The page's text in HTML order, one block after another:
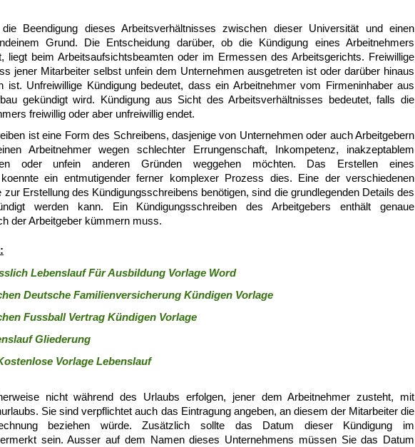
Beendigung dieses Arbeitsverhältnisses zwischen dieser Universität und einen
Grund. Die Entscheidung darüber, ob die Kündigung eines Arbeitnehmers
liegt beim Arbeitsaufsichtsbeamten oder im Ermessen des Arbeitsgerichts. Freiwillige
jener Mitarbeiter selbst unfein dem Unternehmen ausgetreten ist oder darüber hinaus
ist. Unfreiwillige Kündigung bedeutet, dass ein Arbeitnehmer vom Firmeninhaber aus
gekündigt wird. Kündigung aus Sicht des Arbeitsverhältnisses bedeutet, falls die
freiwillig oder aber unfreiwillig endet.
ist eine Form des Schreibens, dasjenige von Unternehmen oder auch Arbeitgebern
Arbeitnehmer wegen schlechter Errungenschaft, Inkompetenz, inakzeptablem
oder unfein anderen Gründen weggehen möchten. Das Erstellen eines
koennte ein entmutigender ferner komplexer Prozess dies. Eine der verschiedenen
zur Erstellung des Kündigungsschreibens benötigen, sind die grundlegenden Details des
werden kann. Ein Kündigungsschreiben des Arbeitgebers enthält genaue
der Arbeitgeber kümmern muss.
Lebenslauf Für Ausbildung Vorlage Word
Deutsche Familienversicherung Kündigen Vorlage
Fussball Vertrag Kündigen Vorlage
Gliederung
Vorlage Lebenslauf
nicht während des Urlaubs erfolgen, jener dem Arbeitnehmer zusteht, mit
Sie sind verpflichtet auch das Eintragung angeben, an diesem der Mitarbeiter die
beziehen würde. Zusätzlich sollte das Datum dieser Kündigung im
sein. Ausser auf dem Namen dieses Unternehmens müssen Sie das Datum